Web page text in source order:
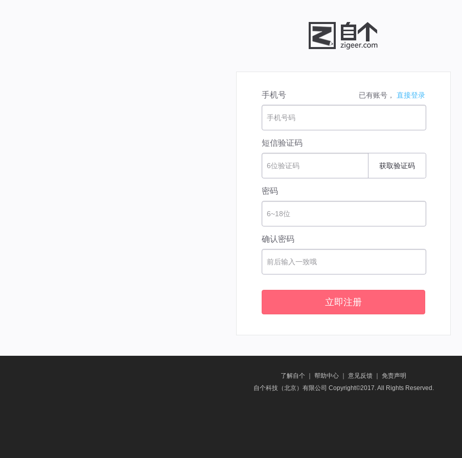
手机号 已有账号， 直接登录
手机号码
短信验证码
6位验证码 获取验证码
密码
6~18位
确认密码
前后输入一致哦
立即注册
了解自个 帮助中心 意见反馈
免责声明
自个科技（北京）有限公司 Copyright©2017. All Rights Reserved.